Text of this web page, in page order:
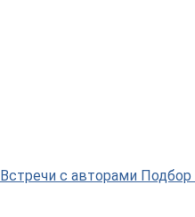
Встречи с авторами Подбор